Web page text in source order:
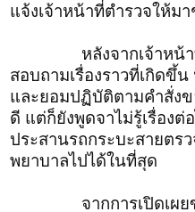
แจ้งเจ้าหน้าที่ตำรวจให้ม
หลังจากเจ้าหน้าที่ต
สอบถามเรื่องราวที่เกิดขึ้
และยอมปฏิบัติตามคำสั่งข
ดี แต่ก็ยังพูดจาไม่รู้เรื่องต่
ประสานรถกระบะสายตร
พยาบาลไปได้ในที่สุด
จากการเปิดเผยขอ